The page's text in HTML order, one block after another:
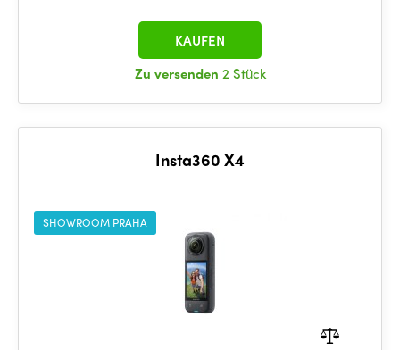
Zu versenden 2 Stück
KAUFEN
Insta360 X4
SHOWROOM PRAHA